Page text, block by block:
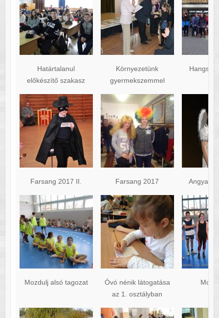
Határtalanul
előkészítő szakasz
Környezetünk
gyermekszemmel
Farsang 2017 II. Farsang 2017
Mozdulj alsó tagozat
Óvó nénik látogatása
az 1. osztályban